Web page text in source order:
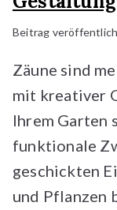
Beitrag
Zäune sind
mit kreativer
Ihrem Garten
funktionale
geschickten
und Pflanzen